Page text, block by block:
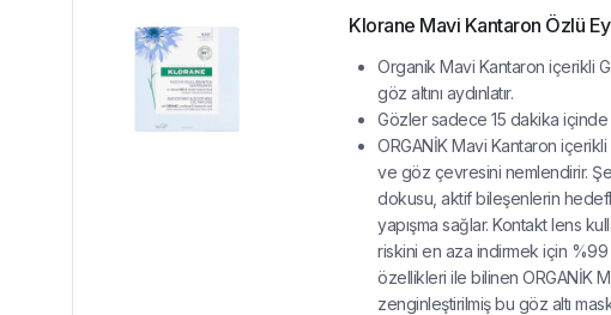
Klorane Mavi Kantaron Özlü
Organik Mavi Kantaron içerikli
göz altını aydınlatır.
Gözler sadece 15 dakika içinde
ORGANİK Mavi Kantaron
ve göz çevresini nemlendirir.
dokusu, aktif bileşenlerin
yapışma sağlar. Kontakt lens
riskini en aza indirmek için %99
özellikleri ile bilinen ORGANİK
zenginleştirilmiş bu göz altı